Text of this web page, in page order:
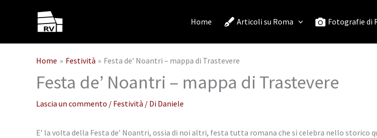
Home Articoli su Roma Fotografie di
Home Festività Festa de’ Noantri – mappa di Trastevere
Festa de’ Noantri – mappa di Trastevere
Lascia un commento / Festività / Di Daniele
E’ la volta della Festa de’ Noantri, ossia di noi altri, festa tutta romana che si celebra nello storico